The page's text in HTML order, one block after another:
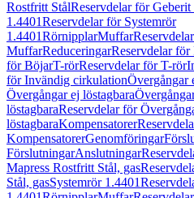
Rostfritt StålReservdelar för
1.4401Reservdelar för Systemrör
1.4401RörnipplarMuffar
MuffarReduceringarReservdelar för
för BöjarT-rörReservdelar för T-rör
för Invändig cirkulationÖvergångar
Övergångar ej löstagbara
löstagbaraReservdelar för
löstagbaraKompensatorer
KompensatorerGenomföringar
FörslutningarAnslutningar
Mapress Rostfritt Stål, gas
Stål, gasSystemrör 1.4401